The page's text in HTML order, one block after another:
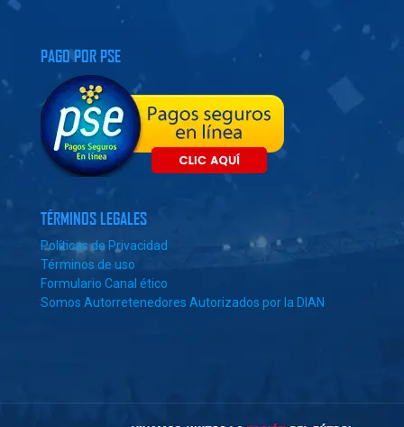
PAGO POR PSE
TÉRMINOS LEGALES
Políticas de Privacidad
Términos de uso
Formulario Canal ético
Somos Autorretenedores Autorizados por la DIAN